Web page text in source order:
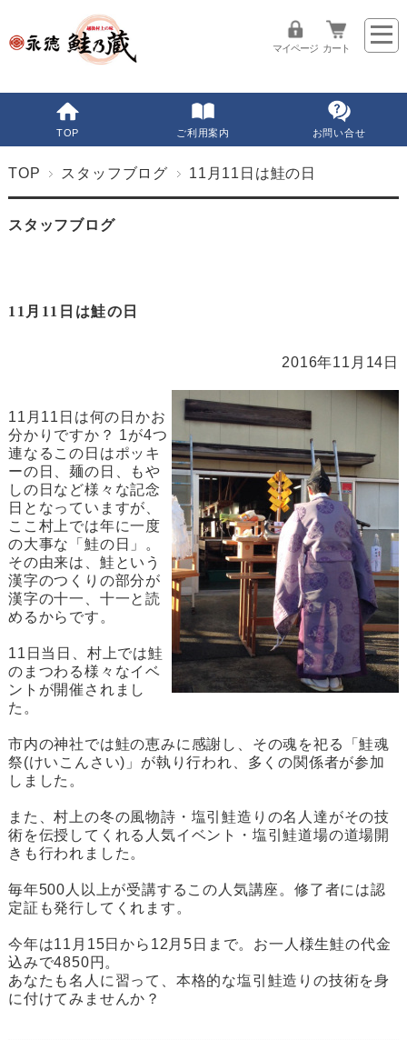
マイページ カート
TOP ご利用案内 お問い合せ
TOP スタッフブログ 11月11日は鮭の日
スタッフブログ
11月11日は鮭の日
2016年11月14日
11月11日は何の日かお
分かりですか？ 1が4つ
連なるこの日はポッキ
ーの日、麺の日、もや
しの日など様々な記念
日となっていますが、
ここ村上では年に一度
の大事な「鮭の日」。
その由来は、鮭という
漢字のつくりの部分が
漢字の十一、十一と読
めるからです。
11日当日、村上では鮭
のまつわる様々なイベ
ントが開催されまし
た。
市内の神社では鮭の恵みに感謝し、その魂を祀る「鮭魂
祭(けいこんさい)」が執り行われ、多くの関係者が参加
しました。
また、村上の冬の風物詩・塩引鮭造りの名人達がその技
術を伝授してくれる人気イベント・塩引鮭道場の道場開
きも行われました。
毎年500人以上が受講するこの人気講座。修了者には認
定証も発行してくれます。
今年は11月15日から12月5日まで。お一人様生鮭の代金
込みで4850円。
あなたも名人に習って、本格的な塩引鮭造りの技術を身
に付けてみませんか？